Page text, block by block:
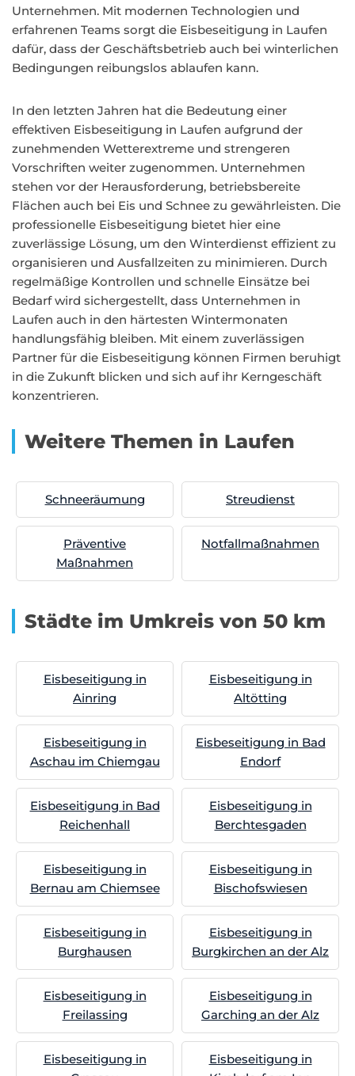
Unternehmen. Mit modernen Technologien und
erfahrenen Teams sorgt die Eisbeseitigung in Laufen
dafür, dass der Geschäftsbetrieb auch bei winterlichen
Bedingungen reibungslos ablaufen kann.
In den letzten Jahren hat die Bedeutung einer
effektiven Eisbeseitigung in Laufen aufgrund der
zunehmenden Wetterextreme und strengeren
Vorschriften weiter zugenommen. Unternehmen
stehen vor der Herausforderung, betriebsbereite
Flächen auch bei Eis und Schnee zu gewährleisten. Die
professionelle Eisbeseitigung bietet hier eine
zuverlässige Lösung, um den Winterdienst effizient zu
organisieren und Ausfallzeiten zu minimieren. Durch
regelmäßige Kontrollen und schnelle Einsätze bei
Bedarf wird sichergestellt, dass Unternehmen in
Laufen auch in den härtesten Wintermonaten
handlungsfähig bleiben. Mit einem zuverlässigen
Partner für die Eisbeseitigung können Firmen beruhigt
in die Zukunft blicken und sich auf ihr Kerngeschäft
konzentrieren.
Weitere Themen in Laufen
Schneeräumung Streudienst
Präventive
Maßnahmen
Notfallmaßnahmen
Städte im Umkreis von 50 km
Eisbeseitigung in
Ainring
Eisbeseitigung in
Altötting
Eisbeseitigung in
Aschau im Chiemgau
Eisbeseitigung in Bad
Endorf
Eisbeseitigung in Bad
Reichenhall
Eisbeseitigung in
Berchtesgaden
Eisbeseitigung in
Bernau am Chiemsee
Eisbeseitigung in
Bischofswiesen
Eisbeseitigung in
Burghausen
Eisbeseitigung in
Burgkirchen an der Alz
Eisbeseitigung in
Freilassing
Eisbeseitigung in
Garching an der Alz
Eisbeseitigung in
Eisbeseitigung in